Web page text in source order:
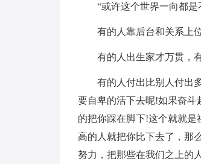
“或许这个世界一向都是
有的人靠后台和关系上
有的人出生家才万贯，
有的人付出比别人付出
要自卑的活下去呢!如果奋斗
的把你踩在脚下!这个就就
高的人就把你比下去了，那
努力，把那些在我们之上的